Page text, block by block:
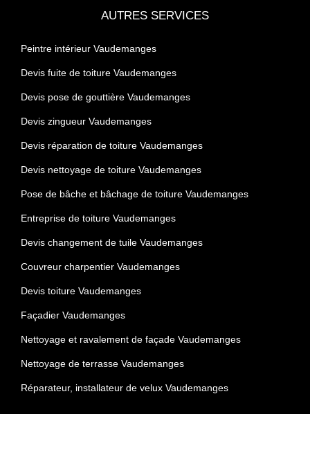
AUTRES SERVICES
Peintre intérieur Vaudemanges
Devis fuite de toiture Vaudemanges
Devis pose de gouttière Vaudemanges
Devis zingueur Vaudemanges
Devis réparation de toiture Vaudemanges
Devis nettoyage de toiture Vaudemanges
Pose de bâche et bâchage de toiture Vaudemanges
Entreprise de toiture Vaudemanges
Devis changement de tuile Vaudemanges
Couvreur charpentier Vaudemanges
Devis toiture Vaudemanges
Façadier Vaudemanges
Nettoyage et ravalement de façade Vaudemanges
Nettoyage de terrasse Vaudemanges
Réparateur, installateur de velux Vaudemanges